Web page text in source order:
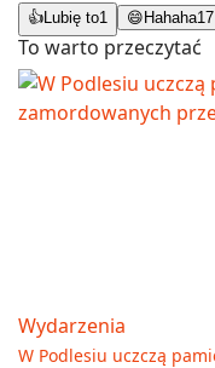
👍 Lubię to1 😄 Hahaha17
To warto przeczytać
Wydarzenia
W Podlesiu uczczą